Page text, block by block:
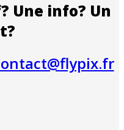
Une info? Un